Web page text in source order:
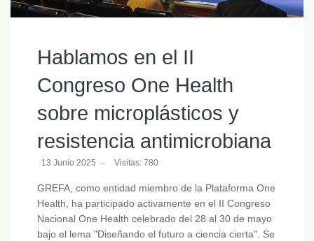
Hablamos en el II
Congreso One Health
sobre microplásticos y
resistencia antimicrobiana
13 Junio 2025 Visitas: 780
GREFA, como entidad miembro de la Plataforma One
Health, ha participado activamente en el II Congreso
Nacional One Health celebrado del 28 al 30 de mayo
bajo el lema "Diseñando el futuro a ciencia cierta". Se